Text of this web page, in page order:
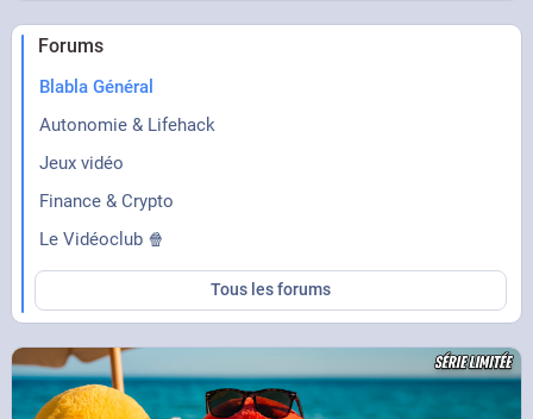
Forums
Blabla Général
Autonomie & Lifehack
Jeux vidéo
Finance & Crypto
Le Vidéoclub 🍿
Tous les forums